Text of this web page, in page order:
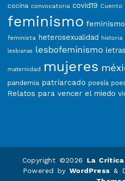
cocina convocatoria covid19 Cuento
feminismo
feminista heterosexualidad historia
lesbianas lesbofeminismo
maternidad mujeres
pandemia patriarcado poesía
Relatos para vencer el miedo
Copyright ©2026 La Crítica
Powered by WordPress &